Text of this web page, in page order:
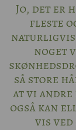
Jo, det er
fleste
naturligvis
noget
så store
at vi andre
også kan
vis